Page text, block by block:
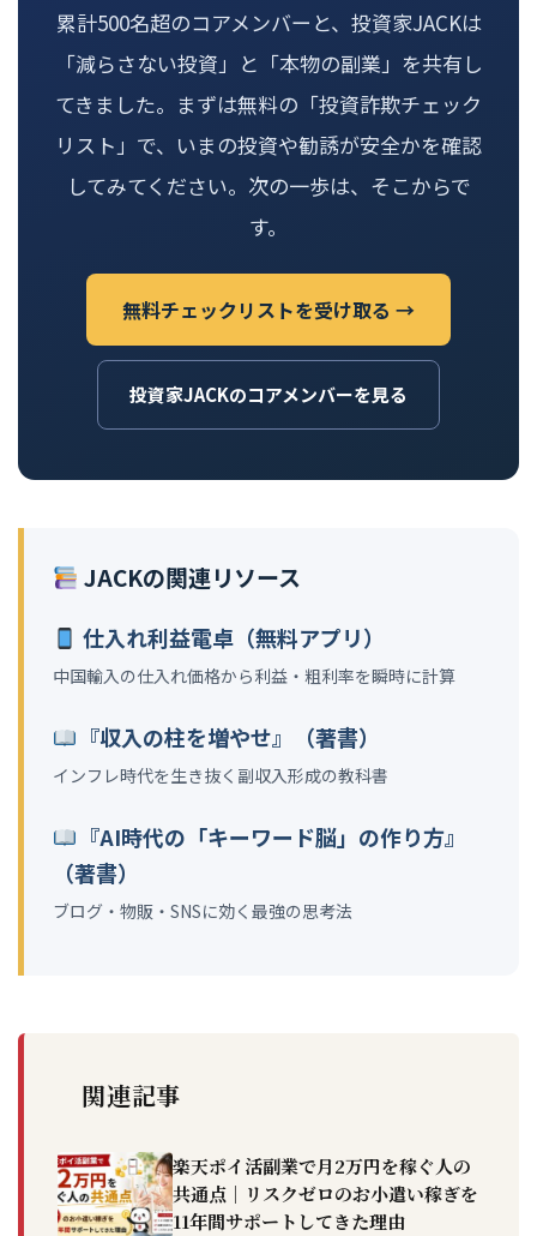
累計500名超のコアメンバーと、投資家JACKは
「減らさない投資」と「本物の副業」を共有し
てきました。まずは無料の「投資詐欺チェック
リスト」で、いまの投資や勧誘が安全かを確認
してみてください。次の一歩は、そこからで
す。
無料チェックリストを受け取る →
投資家JACKのコアメンバーを見る
JACKの関連リソース
仕入れ利益電卓（無料アプリ）
中国輸入の仕入れ価格から利益・粗利率を瞬時に計算
『収入の柱を増やせ』（著書）
インフレ時代を生き抜く副収入形成の教科書
『AI時代の「キーワード脳」の作り方』
（著書）
ブログ・物販・SNSに効く最強の思考法
関連記事
楽天ポイ活副業で月2万円を稼ぐ人の
共通点｜リスクゼロのお小遣い稼ぎを
11年間サポートしてきた理由